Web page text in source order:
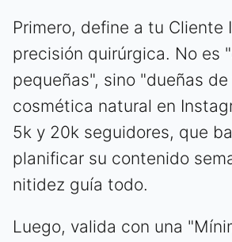
Primero, define a tu Cliente
precisión quirúrgica. No es
pequeñas", sino "dueñas
cosmética natural en
5k y 20k seguidores, que
planificar su contenido
nitidez guía todo.
Luego, valida con una